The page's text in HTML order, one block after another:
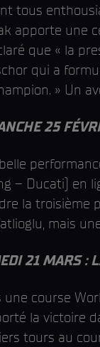
tous
apporte une
que « la
qui a
» Un
25
– Ducati) en
la troisième
mais
21 MARS :
une course
la victoire
tours au